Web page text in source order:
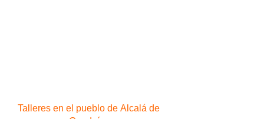
Talleres en el pueblo de Alcalá de